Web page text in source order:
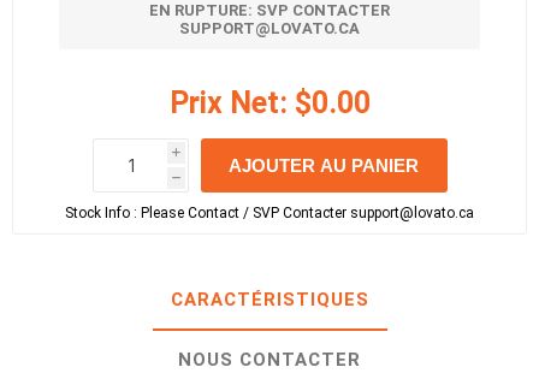
EN RUPTURE: SVP CONTACTER
SUPPORT@LOVATO.CA
Prix Net: $0.00
i
h
h
AJOUTER AU PANIER
Stock Info : Please Contact / SVP Contacter support@lovato.ca
CARACTÉRISTIQUES
NOUS CONTACTER